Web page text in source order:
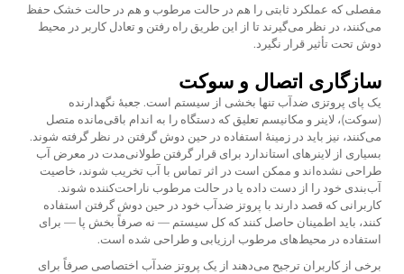
مفصلی که عملکرد ثابتی را هم در حالت مرطوب و هم در حالت خشک حفظ
می‌کنند، در نظر می‌گیرند تا از این طریق راه رفتن و تعادل کاربر در محیط
دوش تحت تأثیر قرار نگیرد.
سازگاری اتصال و سوکت
یک پاى پروتزی ضدآب تنها بخشی از سیستم است. جعبهٔ نگهدارنده
(سوکت)، لاینر و مکانیسم تعلیق که دستگاه را به اندام باقی‌مانده متصل
می‌کنند، نیز باید در زمینهٔ استفاده در حین دوش گرفتن در نظر گرفته شوند.
بسیاری از لاینرهای استاندارد برای قرار گرفتن طولانی‌مدت در معرض آب
طراحی نشده‌اند و ممکن است در اثر تماس با آب تخریب شوند، خاصیت
آب‌بندی خود را از دست داده یا در حالت مرطوب ناراحت‌کننده شوند.
کاربرانی که قصد دارند با پروتز ضدآب خود در حین دوش گرفتن استفاده
کنند، باید اطمینان حاصل کنند که کل سیستم — نه صرفاً بخش پا — برای
استفاده در محیط‌های مرطوب ارزیابی و طراحی شده است.
برخی از کاربران ترجیح می‌دهند از یک پروتز ضدآب اختصاصی صرفاً برای